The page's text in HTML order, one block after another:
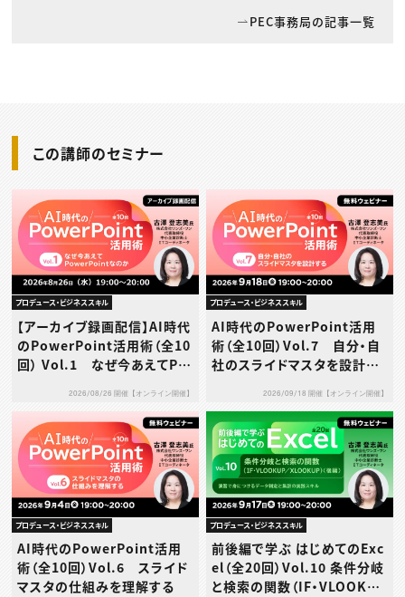
PEC事務局の記事一覧
この講師のセミナー
プロデュース・ビジネススキル
【アーカイブ録画配信】AI時代
のPowerPoint活用術（全10
回） Vol.1 なぜ今あえてPo
2026/08/26 開催【オンライン開催】
プロデュース・ビジネススキル
AI時代のPowerPoint活用
術（全10回）Vol.7 自分・自
社のスライドマスタを設計す
2026/09/18 開催【オンライン開催】
プロデュース・ビジネススキル
AI時代のPowerPoint活用
術（全10回）Vol.6 スライド
マスタの仕組みを理解する
プロデュース・ビジネススキル
前後編で学ぶ はじめてのExc
el（全20回）Vol.10 条件分岐
と検索の関数（IF・VLOOKUP